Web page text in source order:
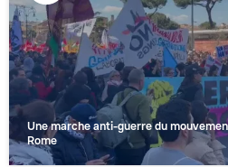
Lire
la
vidéo
Une marche anti-guerre du
Rome